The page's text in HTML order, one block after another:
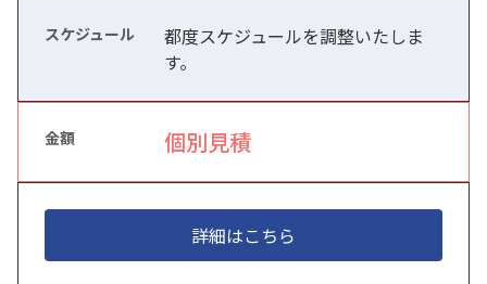
都度スケジュールを調整いたしま
す。
個別見積
詳細はこちら